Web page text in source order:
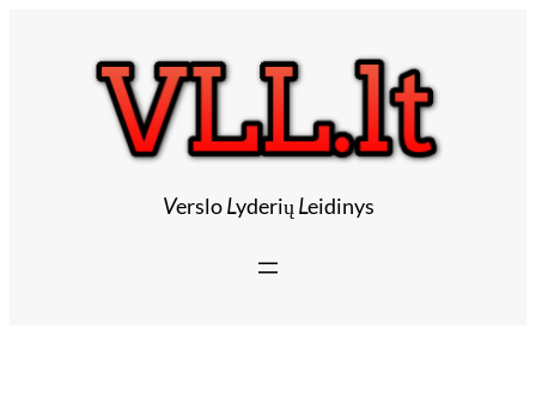
VersloLyderių Leidinys